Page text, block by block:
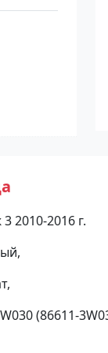
2010-2016 г.
(86611-